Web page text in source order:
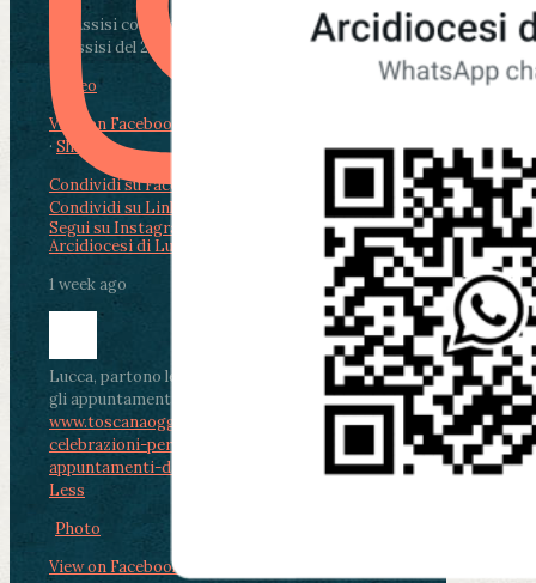
Da Assisi con i giovani per Celebrare il Perdono
di Assisi del 2 Ag...
Video
View on Facebook
· Share
Condividi su Facebook
Condividi su LinkedIn
Condividi via email
Arcidiocesi di Lucca
1 week ago
Lucca, partono le celebrazioni per don Aldo Mei:
gli appuntamenti dal 2 al 4 agosto
www.toscanaoggi.it/lucca-partono-le-
celebrazioni-per-don-aldo-mei-gli-
appuntamenti-dal-2-al-4-ago...
See MoreSee
Less
Photo
View on Facebook
Segui su Instagram